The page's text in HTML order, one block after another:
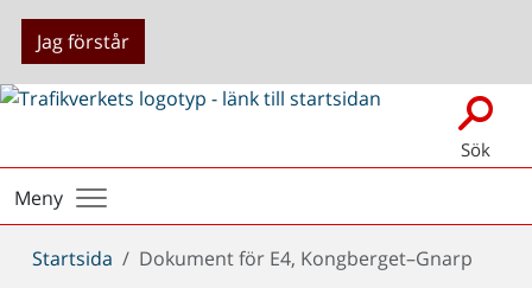
Jag förstår
Sök
Meny
Du
Startsida Dokument för E4, Kongberget–Gnarp